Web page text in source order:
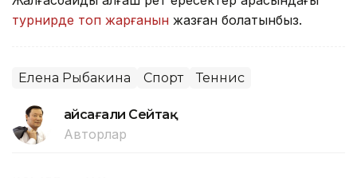
турнирде топ жарғанын жазған болатынбыз.
Елена Рыбакина Спорт Теннис
Ғайсағали Сейтақ
Авторлар